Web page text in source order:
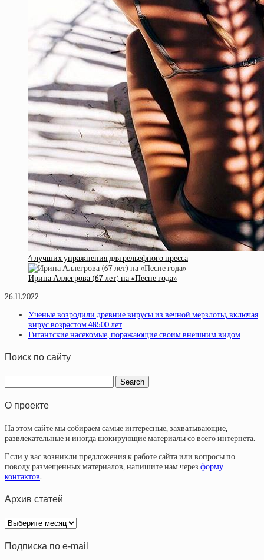
4 лучших упражнения для рельефного пресса
Ирина Аллегрова (67 лет) на «Песне года»
26.11.2022
Ученые возродили древние вирусы из вечной мерзлоты, включая
вирус возрастом 48500 лет
Гигантские насекомые, поражающие своим внешним видом
Поиск по сайту
О проекте
На этом сайте мы собираем самые интересные, захватывающие,
развлекательные и иногда шокирующие материалы со всего интернета.
Если у вас возникли предложения к работе сайта или вопросы по
поводу размещенных материалов, напишите нам через форму
контактов.
Архив статей
Архив
статей
Подписка по e-mail